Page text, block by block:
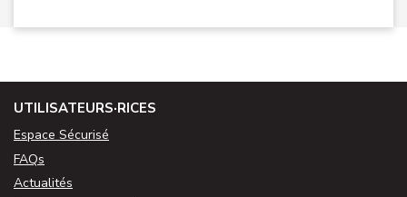
UTILISATEURS·RICES
Espace Sécurisé
FAQs
Actualités